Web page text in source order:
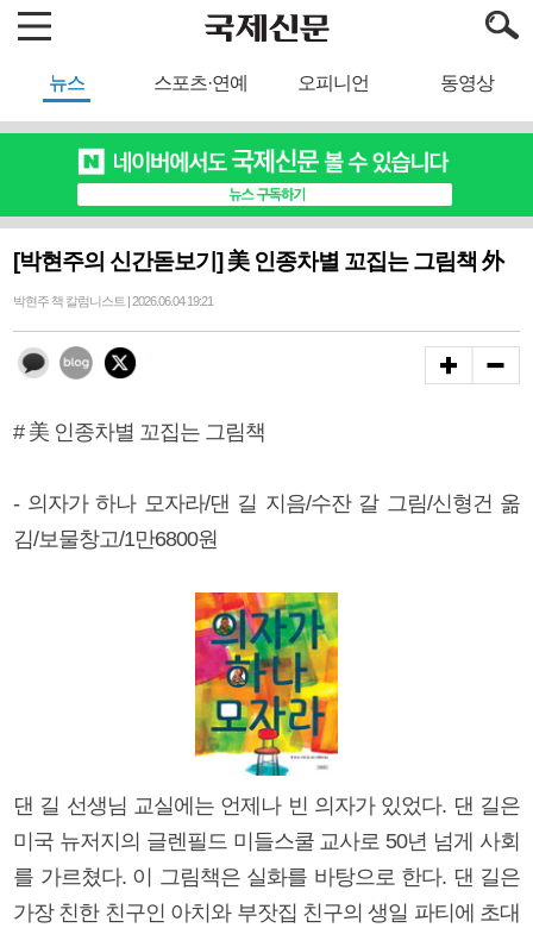
뉴스 스포츠·연예 오피니언 동영상
[박현주의 신간돋보기] 美 인종차별 꼬집는 그림책 外
박현주 책 칼럼니스트 | 2026.06.04 19:21
# 美 인종차별 꼬집는 그림책
- 의자가 하나 모자라/댄 길 지음/수잔 갈 그림/신형건 옮
김/보물창고/1만6800원
댄 길 선생님 교실에는 언제나 빈 의자가 있었다. 댄 길은
미국 뉴저지의 글렌필드 미들스쿨 교사로 50년 넘게 사회
를 가르쳤다. 이 그림책은 실화를 바탕으로 한다. 댄 길은
가장 친한 친구인 아치와 부잣집 친구의 생일 파티에 초대